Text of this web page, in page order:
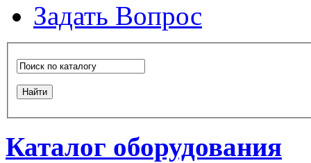
Задать Вопрос
Каталог оборудования